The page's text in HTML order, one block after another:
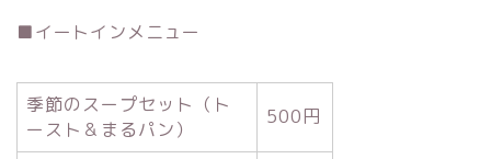
■イートインメニュー
季節のスープセット（ト
ースト＆まるパン）
500円